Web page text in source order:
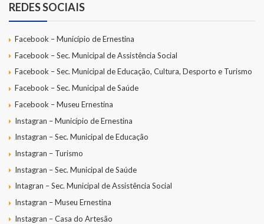
REDES SOCIAIS
Facebook – Município de Ernestina
Facebook – Sec. Municipal de Assistência Social
Facebook – Sec. Municipal de Educação, Cultura, Desporto e Turismo
Facebook – Sec. Municipal de Saúde
Facebook – Museu Ernestina
Instagran – Município de Ernestina
Instagran – Sec. Municipal de Educação
Instagran – Turismo
Instagran – Sec. Municipal de Saúde
Intagran – Sec. Municipal de Assistência Social
Instagran – Museu Ernestina
Instagran – Casa do Artesão